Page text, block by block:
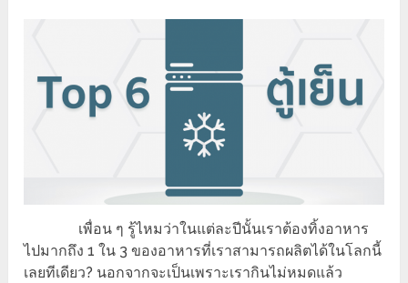
เพื่อน ๆ รู้ไหมว่าในแต่ละปีนั้นเราต้องทิ้งอาหาร
ไปมากถึง 1 ใน 3 ของอาหารที่เราสามารถผลิตได้ในโลกนี้
เลยทีเดียว? นอกจากจะเป็นเพราะเรากินไม่หมดแล้ว